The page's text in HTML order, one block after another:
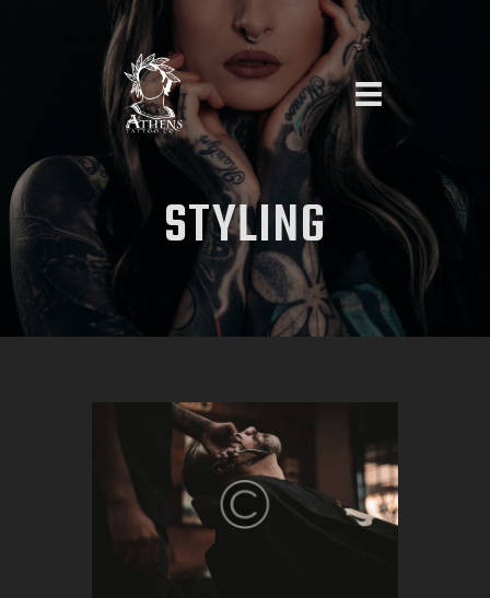
STYLING
HOME
ABOUT US
ARTISTS
APPOINTMENT REQUEST